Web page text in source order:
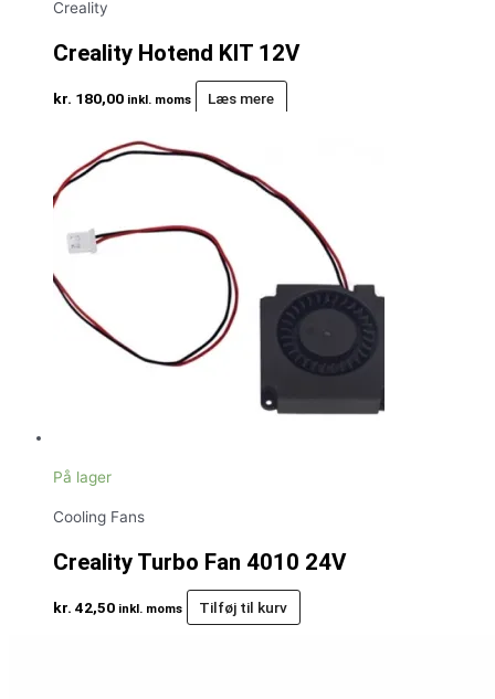
Creality
Creality Hotend KIT 12V
kr. 180,00 inkl. moms Læs mere
På lager
Cooling Fans
Creality Turbo Fan 4010 24V
kr. 42,50 inkl. moms Tilføj til kurv